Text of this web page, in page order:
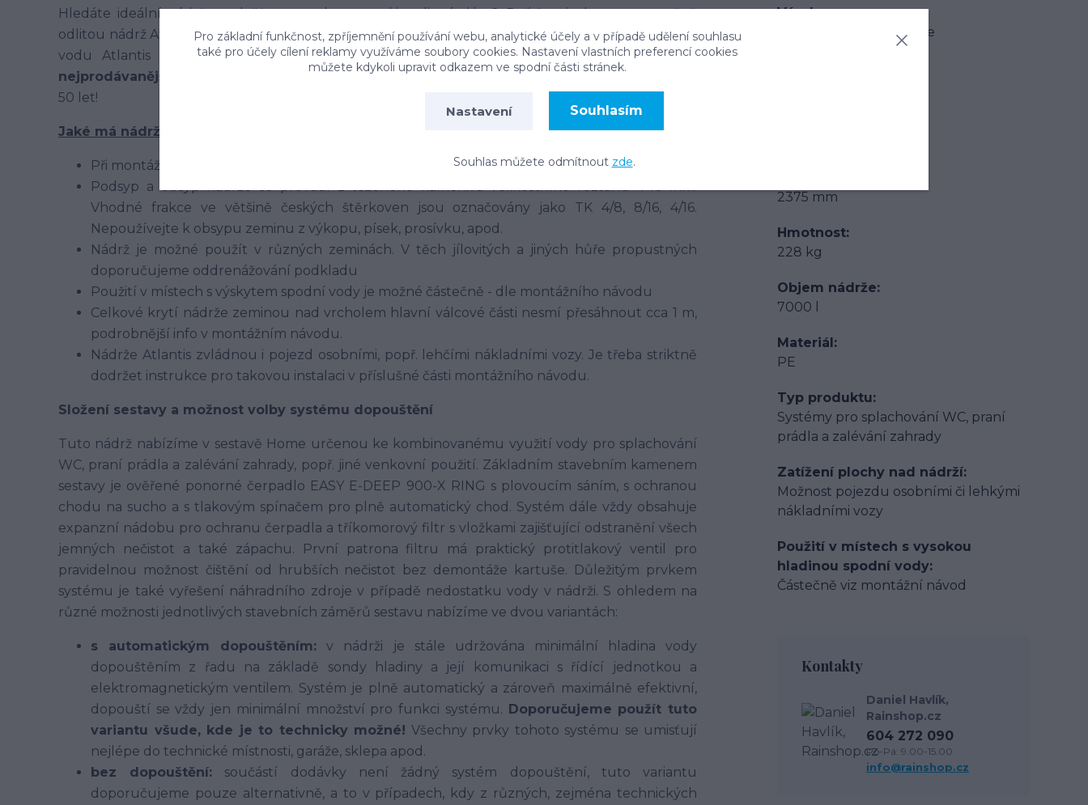
Hledáte ideální nádrž na dešťovou vodu pro svůj rodinný dům? Pořiďte si plastovou rotačně
odlitou nádrž Atlantis o objemu 7000 l s univerzální škálou použití. Podzemní nádrž na dešťovou
vodu Atlantis 7000 je díky vysoké kvalitě a příznivému poměru cena / objem dokonce
nejprodávanější nádrží na českém trhu. Vyrábí se v Německu a výrobce na ni poskytuje záruku
50 let!
Jaké má nádrž výhody a jak ji zabudovat?
Při montáži není třeba
Podsyp a obsyp nádrže se provádí z těženého kameniva velikostního rozsahu 4-16 mm.
Vhodné frakce ve většině českých štěrkoven jsou označovány jako TK 4/8, 8/16, 4/16.
Nepoužívejte k obsypu zeminu z výkopu, písek, prosívku, apod.
Nádrž je možné použít v různých zeminách. V těch jílovitých a jiných hůře propustných
doporučujeme oddrenážování podkladu
Použití v místech s výskytem spodní vody je možné částečně - dle montážního návodu
Celkové krytí nádrže zeminou nad vrcholem hlavní válcové části nesmí přesáhnout cca 1 m,
podrobnější info v montážním návodu.
Nádrže Atlantis zvládnou i pojezd osobními, popř. lehčími nákladními vozy. Je třeba striktně
dodržet instrukce pro takovou instalaci v příslušné části montážního návodu.
Složení sestavy a možnost volby systému dopouštění
Tuto nádrž nabízíme v sestavě Home určenou ke kombinovanému využití vody pro splachování
WC, praní prádla a zalévání zahrady, popř. jiné venkovní použití. Základním stavebním kamenem
sestavy je ověřené ponorné čerpadlo EASY E-DEEP 900-X RING s plovoucím sáním, s ochranou
chodu na sucho a s tlakovým spínačem pro plně automatický chod. Systém dále vždy obsahuje
expanzní nádobu pro ochranu čerpadla a tříkomorový filtr s vložkami zajišťující odstranění všech
jemných nečistot a také zápachu. První patrona filtru má praktický protitlakový ventil pro
pravidelnou možnost čištění od hrubších nečistot bez demontáže kartuše. Důležitým prvkem
systému je také vyřešení náhradního zdroje v případě nedostatku vody v nádrži. S ohledem na
různé možnosti jednotlivých stavebních záměrů sestavu nabízíme ve dvou variantách:
s automatickým dopouštěním: v nádrži je stále udržována minimální hladina vody
dopouštěním z řadu na základě sondy hladiny a její komunikaci s řídící jednotkou a
elektromagnetickým ventilem. Systém je plně automatický a zároveň maximálně efektivní,
dopouští se vždy jen minimální množství pro funkci systému. Doporučujeme použít tuto
variantu všude, kde je to technicky možné! Všechny prvky tohoto systému se umisťují
nejlépe do technické místnosti, garáže, sklepa apod.
bez dopouštění: součástí dodávky není žádný systém dopouštění, tuto variantu
doporučujeme pouze alternativně, a to v případech, kdy z různých, zejména technických
Výrobce
Nautilus Wassersysteme
2375 mm
Hmotnost
228 kg
Objem nádrže
7000 l
Materiál
PE
Typ produktu
Systémy pro splachování WC, praní
prádla a zalévání zahrady
Zatížení plochy nad nádrží
Možnost pojezdu osobními či lehkými
nákladními vozy
Použití v místech s vysokou
hladinou spodní vody
Částečně viz montážní návod
Kontakty
Daniel Havlík,
Rainshop.cz
604 272 090
Po-Pá: 9.00-15.00
info@rainshop.cz
Pro základní funkčnost, zpříjemnění používání webu, analytické účely a v případě udělení souhlasu
také pro účely cílení reklamy využíváme soubory cookies. Nastavení vlastních preferencí cookies
můžete kdykoli upravit odkazem ve spodní části stránek.
Nastavení Souhlasím
Souhlas můžete odmítnout zde.